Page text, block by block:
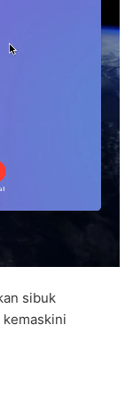
sibuk